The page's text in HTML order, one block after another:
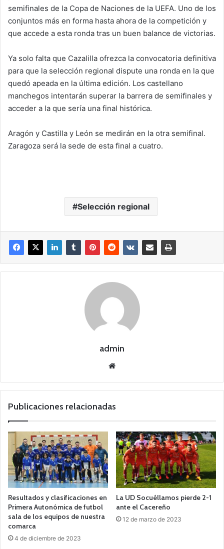
semifinales de la Copa de Naciones de la UEFA. Uno de los
conjuntos más en forma hasta ahora de la competición y
que accede a esta ronda tras un buen balance de victorias.
Ya solo falta que Cazalilla ofrezca la convocatoria definitiva
para que la selección regional dispute una ronda en la que
quedó apeada en la última edición. Los castellano
manchegos intentarán superar la barrera de semifinales y
acceder a la que sería una final histórica.
Aragón y Castilla y León se medirán en la otra semifinal.
Zaragoza será la sede de esta final a cuatro.
Selección regional
admin
we
Publicaciones relacionadas
Resultados y clasificaciones en
Primera Autonómica de futbol
sala de los equipos de nuestra
comarca
4 de diciembre de 2023
La UD Socuéllamos pierde 2-1
ante el Cacereño
12 de marzo de 2023